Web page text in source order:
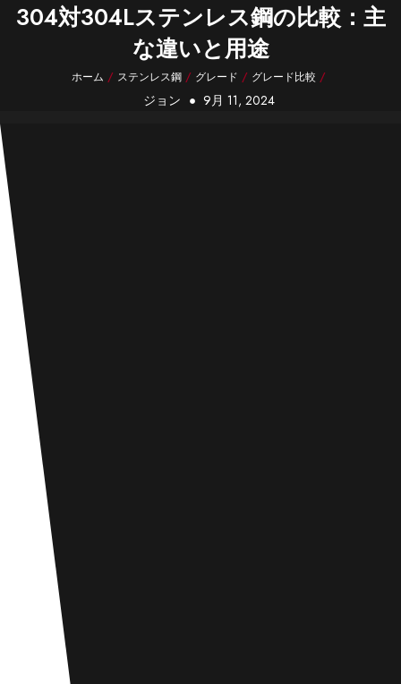
304対304Lステンレス鋼の比較：主
な違いと用途
ホーム / ステンレス鋼 / グレード / グレード比較 /
ジョン 9月 11, 2024